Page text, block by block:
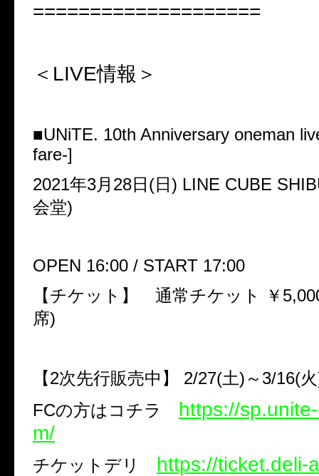
====================
＜LIVE情報＞
■UNiTE. 10th Anniversary oneman
fare-]
2021年3月 28日 (日 ) LINE CUBE
会堂)
OPEN 16:00 / START 17:00
【チケット】 通常チケット
￥
席)
【2次先行販売中】 2/27(土) ～ 3/16(火
FCの方はコチラ https://
m/
チケットデリ https://ticket.deli-